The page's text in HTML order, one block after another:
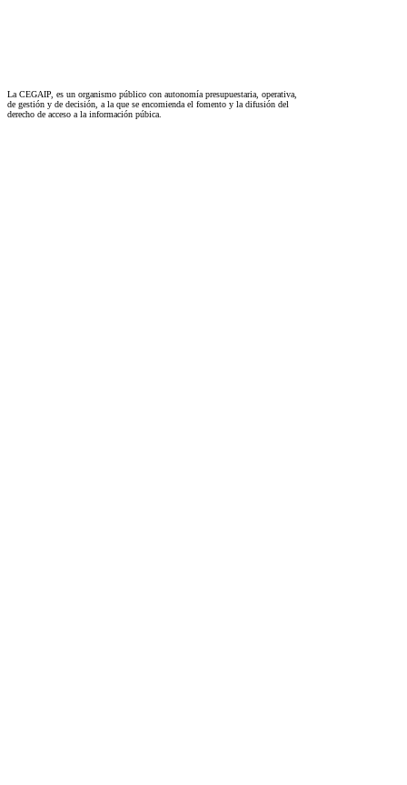
La CEGAIP, es un organismo público con autonomía presupuestaria, operativa,
de gestión y de decisión, a la que se encomienda el fomento y la difusión del
derecho de acceso a la información púbica.